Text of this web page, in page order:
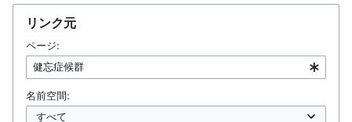
リンク元
ページ:
名前空間: